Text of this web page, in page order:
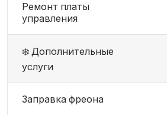
Ремонт платы
управления
❄️ Дополнительные
услуги
Заправка фреона